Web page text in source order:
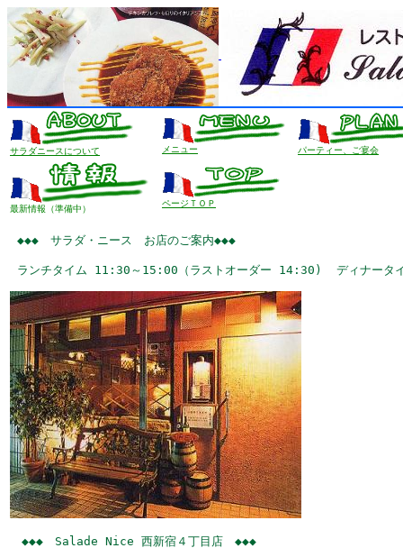
サラダニースについて メニュー パーティー、ご宴会
最新情報（準備中）
ページＴＯＰ
◆◆◆　サラダ・ニース　お店のご案内◆◆◆
ランチタイム 11:30～15:00（ラストオーダー 14:30)  ディナータ
◆◆◆　Salade Nice 西新宿４丁目店　◆◆◆